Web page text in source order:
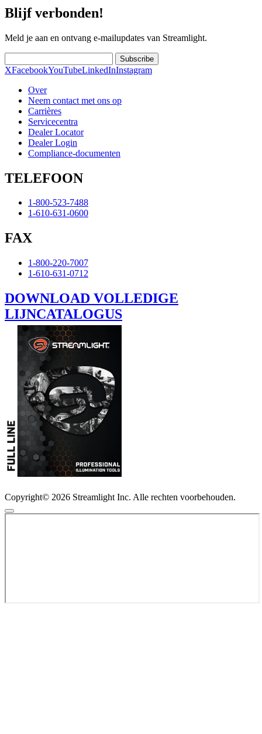
Blijf verbonden!
Meld je aan en ontvang e-mailupdates van Streamlight.
Subscribe
XFacebookYouTubeLinkedInInstagram
Over
Neem contact met ons op
Carrières
Servicecentra
Dealer Locator
Dealer Login
Compliance-documenten
TELEFOON
1-800-523-7488
1-610-631-0600
FAX
1-800-220-7007
1-610-631-0712
DOWNLOAD VOLLEDIGE
LIJNCATALOGUS
Copyright© 2026 Streamlight Inc. Alle rechten voorbehouden.